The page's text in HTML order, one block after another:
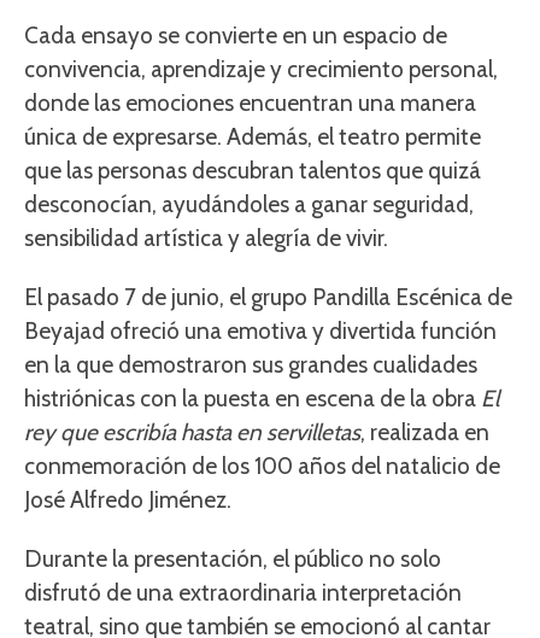
Cada ensayo se convierte en un espacio de
convivencia, aprendizaje y crecimiento personal,
donde las emociones encuentran una manera
única de expresarse. Además, el teatro permite
que las personas descubran talentos que quizá
desconocían, ayudándoles a ganar seguridad,
sensibilidad artística y alegría de vivir.
El pasado 7 de junio, el grupo Pandilla Escénica de
Beyajad ofreció una emotiva y divertida función
en la que demostraron sus grandes cualidades
histriónicas con la puesta en escena de la obra El
rey que escribía hasta en servilletas, realizada en
conmemoración de los 100 años del natalicio de
José Alfredo Jiménez.
Durante la presentación, el público no solo
disfrutó de una extraordinaria interpretación
teatral, sino que también se emocionó al cantar